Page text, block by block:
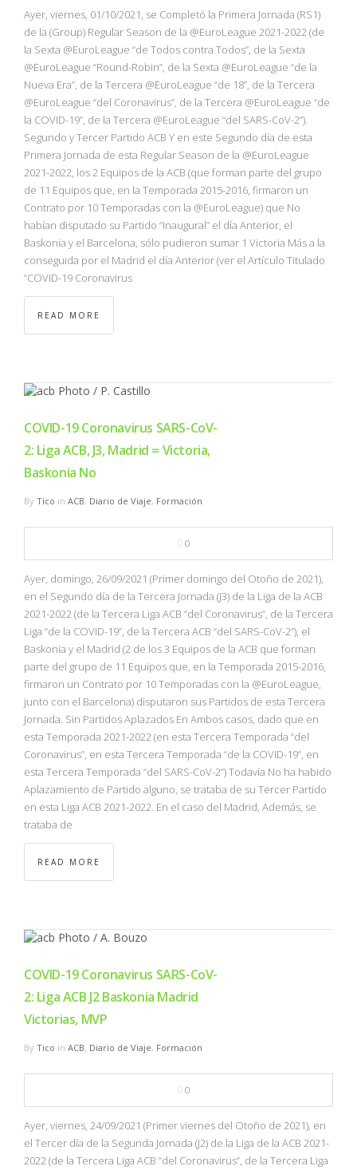
Ayer, viernes, 01/10/2021, se Completó la Primera Jornada (RS1)
de la (Group) Regular Season de la @EuroLeague 2021-2022 (de
la Sexta @EuroLeague “de Todos contra Todos”, de la Sexta
@EuroLeague “Round-Robin”, de la Sexta @EuroLeague “de la
Nueva Era”, de la Tercera @EuroLeague “de 18”, de la Tercera
@EuroLeague “del Coronavirus”, de la Tercera @EuroLeague “de
la COVID-19”, de la Tercera @EuroLeague “del SARS-CoV-2”).
Segundo y Tercer Partido ACB Y en este Segundo día de esta
Primera Jornada de esta Regular Season de la @EuroLeague
2021-2022, los 2 Equipos de la ACB (que forman parte del grupo
de 11 Equipos que, en la Temporada 2015-2016, firmaron un
Contrato por 10 Temporadas con la @EuroLeague) que No
habían disputado su Partido “Inaugural” el día Anterior, el
Baskonia y el Barcelona, sólo pudieron sumar 1 Victoria Más a la
conseguida por el Madrid el día Anterior (ver el Artículo Titulado
“COVID-19 Coronavirus
READ MORE
COVID-19 Coronavirus SARS-CoV-
2: Liga ACB, J3, Madrid = Victoria,
Baskonia No
By Tico in ACB, Diario de Viaje, Formación
0
Ayer, domingo, 26/09/2021 (Primer domingo del Otoño de 2021),
en el Segundo día de la Tercera Jornada (J3) de la Liga de la ACB
2021-2022 (de la Tercera Liga ACB “del Coronavirus”, de la Tercera
Liga “de la COVID-19”, de la Tercera ACB “del SARS-CoV-2”), el
Baskonia y el Madrid (2 de los 3 Equipos de la ACB que forman
parte del grupo de 11 Equipos que, en la Temporada 2015-2016,
firmaron un Contrato por 10 Temporadas con la @EuroLeague,
junto con el Barcelona) disputaron sus Partidos de esta Tercera
Jornada. Sin Partidos Aplazados En Ambos casos, dado que en
esta Temporada 2021-2022 (en esta Tercera Temporada “del
Coronavirus”, en esta Tercera Temporada “de la COVID-19”, en
esta Tercera Temporada “del SARS-CoV-2”) Todavía No ha habido
Aplazamiento de Partido alguno, se trataba de su Tercer Partido
en esta Liga ACB 2021-2022. En el caso del Madrid, Además, se
trataba de
READ MORE
COVID-19 Coronavirus SARS-CoV-
2: Liga ACB J2 Baskonia Madrid
Victorias, MVP
By Tico in ACB, Diario de Viaje, Formación
0
Ayer, viernes, 24/09/2021 (Primer viernes del Otoño de 2021), en
el Tercer día de la Segunda Jornada (J2) de la Liga de la ACB 2021-
2022 (de la Tercera Liga ACB “del Coronavirus”, de la Tercera Liga